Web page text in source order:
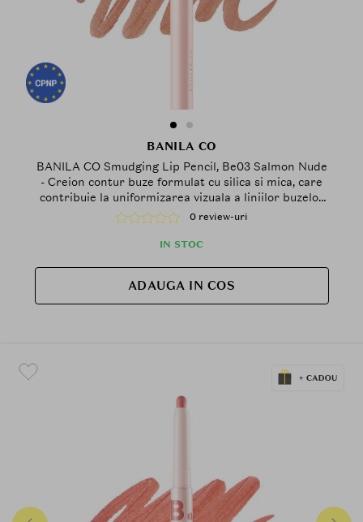
BANILA CO
BANILA CO Smudging Lip Pencil, Be03 Salmon Nude
- Creion contur buze formulat cu silica si mica, care
contribuie la uniformizarea vizuala a liniilor buzelor
si la mentinerea confortului pe buze
0 review-uri
IN STOC
ADAUGA IN COS